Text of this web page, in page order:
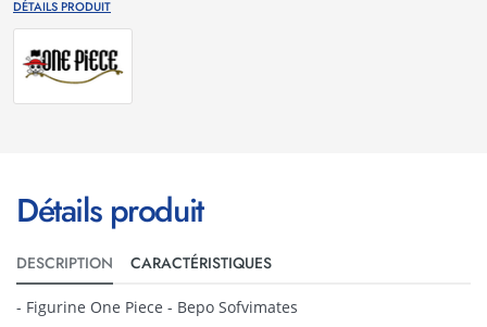
DÉTAILS PRODUIT
Détails produit
DESCRIPTION CARACTÉRISTIQUES
- Figurine One Piece - Bepo Sofvimates